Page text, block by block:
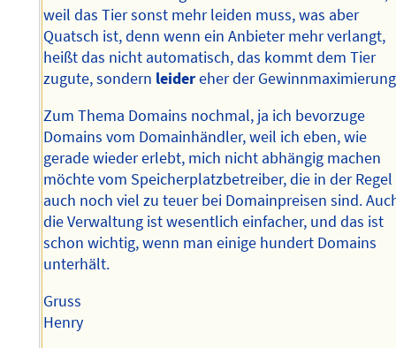
weil das Tier sonst mehr leiden muss, was aber
Quatsch ist, denn wenn ein Anbieter mehr verlangt,
heißt das nicht automatisch, das kommt dem Tier
zugute, sondern leidereher der
Zum Thema Domains nochmal, ja ich bevorzuge
Domains vom Domainhändler, weil ich eben, wie
gerade wieder erlebt, mich nicht abhängig machen
möchte vom Speicherplatzbetreiber, die in der Regel
auch noch viel zu teuer bei Domainpreisen sind.
die Verwaltung ist wesentlich einfacher, und das ist
schon wichtig, wenn man einige hundert Domains
unterhält.
Gruss
Henry